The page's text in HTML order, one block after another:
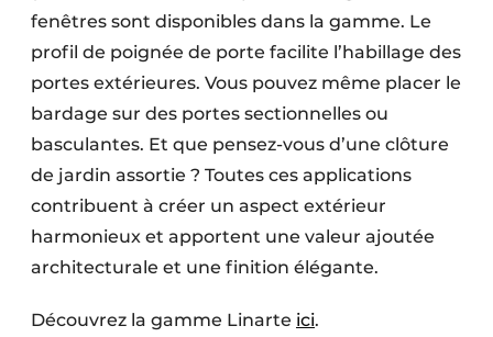
fenêtres sont disponibles dans la gamme. Le
profil de poignée de porte facilite l’habillage des
portes extérieures. Vous pouvez même placer le
bardage sur des portes sectionnelles ou
basculantes. Et que pensez-vous d’une clôture
de jardin assortie ? Toutes ces applications
contribuent à créer un aspect extérieur
harmonieux et apportent une valeur ajoutée
architecturale et une finition élégante.
Découvrez la gamme Linarte ici.